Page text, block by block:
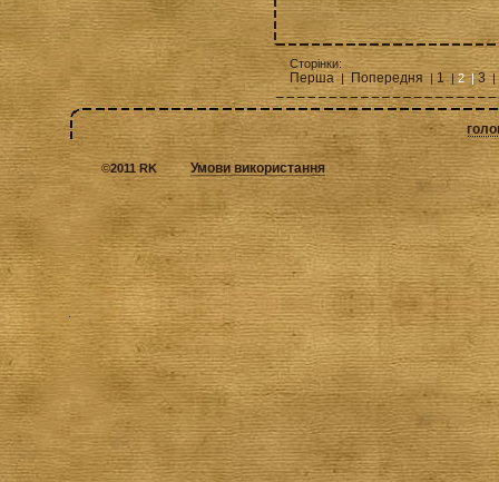
Сторінки:
Перша|Попередня | 1| 2 | 3|
©2011 RK Умови використання